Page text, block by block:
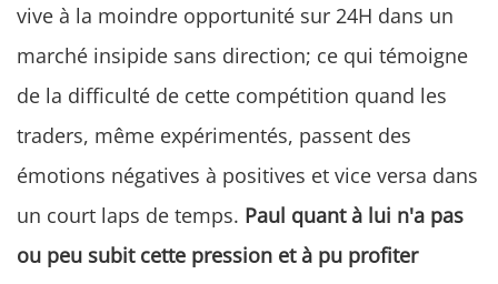
vive à la moindre opportunité sur 24H dans un
marché insipide sans direction; ce qui témoigne
de la difficulté de cette compétition quand les
traders, même expérimentés, passent des
émotions négatives à positives et vice versa dans
un court laps de temps. Paul quant à lui n'a pas
ou peu subit cette pression et à pu profiter